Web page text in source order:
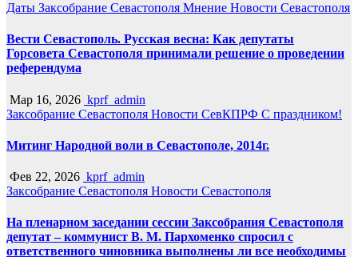
Даты Заксобрание Севастополя Мнение Новости Севастополя
Вести Севастополь. Русская весна: Как депутаты
Горсовета Севастополя принимали решение о проведении
референдума
Мар 16, 2026 kprf_admin
Заксобрание Севастополя Новости СевКПРФ С праздником!
Митинг Народной воли в Севастополе, 2014г.
Фев 22, 2026 kprf_admin
Заксобрание Севастополя Новости Севастополя
На пленарном заседании сессии Заксобрания Севастополя
депутат – коммунист В. М. Пархоменко спросил с
ответственного чиновника выполнены ли все необходимы